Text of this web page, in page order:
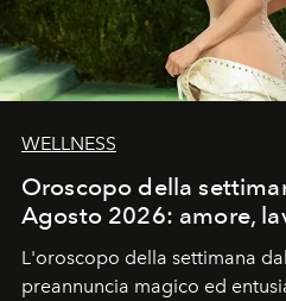
WELLNESS
Oroscopo della
Agosto 2026: amore,
L'oroscopo della settimana
preannuncia magico ed